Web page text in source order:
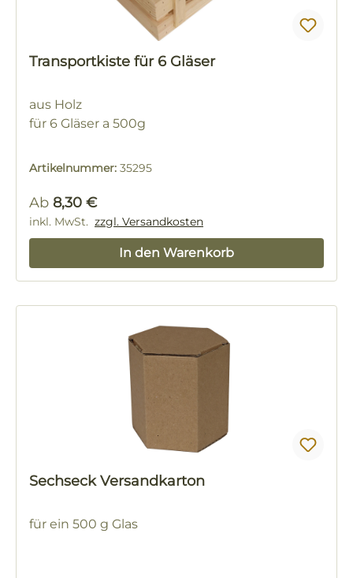
Transportkiste für 6 Gläser
aus Holz
für 6 Gläser a 500g
Artikelnummer: 35295
Regulärer Preis:
Ab 8,30 €
inkl. MwSt. zzgl. Versandkosten
In den Warenkorb
Sechseck Versandkarton
für ein 500 g Glas